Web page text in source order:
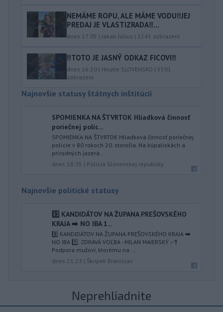
NEMÁME ROPU, ALE MÁME VODU‼️JEJ
PREDAJ JE VLASTIZRADA‼️...
dnes 17:05 |Jakab Július | 1245 zobrazení
‼️TOTO JE JASNÝ ODKAZ FICOVI‼️
dnes 16:20 | Hnutie SLOVENSKO | 5501
zobrazení
Najnovšie statusy štátnych inštitúcií
SPOMIENKA NA ŠTVRTOK Hliadková činnosť
poriečnej políc...
SPOMIENKA NA ŠTVRTOK Hliadková činnosť poriečnej
polície v 80 rokoch 20. storočia. Na kúpaliskách a
prírodných jazerá...
dnes 18:35 | Polícia Slovenskej republiky
Najnovšie politické statusy
9️⃣ KANDIDÁTOV NA ŽUPANA PREŠOVSKÉHO
KRAJA ➡️ NO IBA 1️...
9️⃣ KANDIDÁTOV NA ŽUPANA PREŠOVSKÉHO KRAJA ➡️
NO IBA 1️⃣. ZDRAVÁ VOĽBA - MILAN MAJERSKÝ ✅️❗️
Podpora mužovi, ktorému na ...
dnes 21:23 | Škripek Branislav
Neprehliadnite